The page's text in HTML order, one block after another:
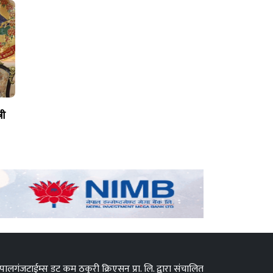
डट कम ठकुरी क्रिएसन प्रा. लि. द्वारा संचालित